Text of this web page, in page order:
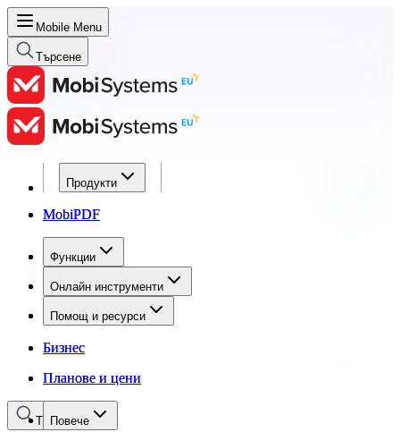
Mobile Menu
Търсене
Продукти
MobiPDF
Функции
Онлайн инструменти
Помощ и ресурси
Бизнес
Планове и цени
Повече
Продукти
MobiPDF
Функции
Онлайн инструменти
Помощ и ресурси
Бизнес
Планове и цени
Търсене